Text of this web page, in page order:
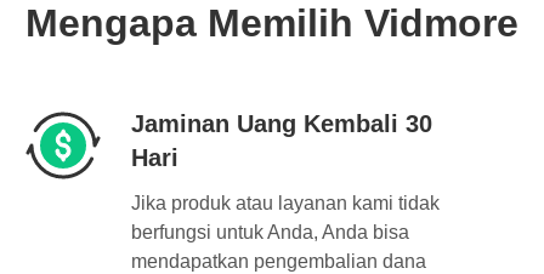
Mengapa Memilih Vidmore
Jaminan Uang Kembali 30
Hari
Jika produk atau layanan kami tidak
berfungsi untuk Anda, Anda bisa
mendapatkan pengembalian dana